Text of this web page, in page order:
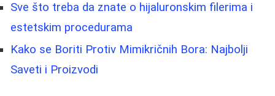
Sve što treba da znate o hijaluronskim filerima i
estetskim procedurama
Kako se Boriti Protiv Mimikričnih Bora: Najbolji
Saveti i Proizvodi